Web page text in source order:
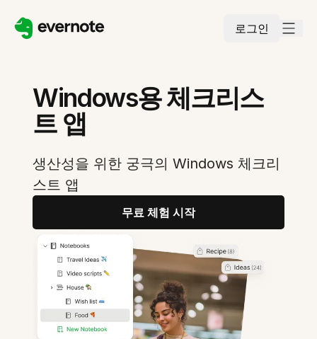
로그인
Windows용 체크리스
트 앱
생산성을 위한 궁극의 Windows 체크리
스트 앱
무료 체험 시작